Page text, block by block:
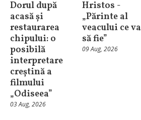
Dorul după
acasă și
restaurarea
chipului: o
posibilă
interpretare
creștină a
filmului
„Odiseea”
03 Aug, 2026
Hristos -
„Părinte al
veacului ce va
să fie”
09 Aug, 2026